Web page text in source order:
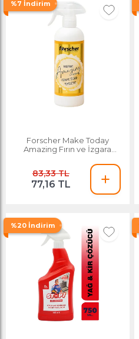
%7 İndirim
Forscher Make Today
Amazing Fırın ve İzgara
83,33 TL
77,16 TL
%20 İndirim